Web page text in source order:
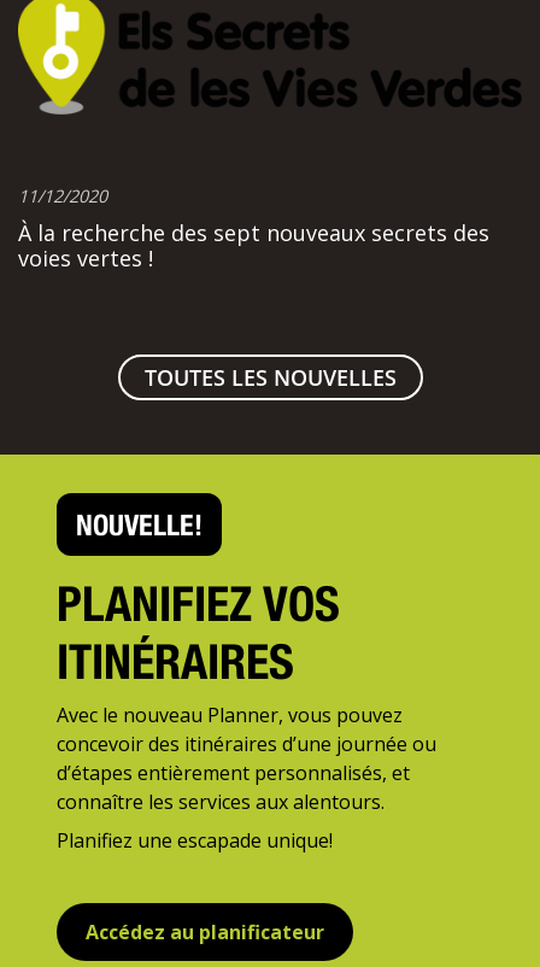
11/12/2020
À la recherche des sept nouveaux secrets des
voies vertes !
TOUTES LES NOUVELLES
NOUVELLE!
PLANIFIEZ VOS
ITINÉRAIRES
Avec le nouveau Planner, vous pouvez
concevoir des itinéraires d’une journée ou
d’étapes entièrement personnalisés, et
connaître les services aux alentours.
Planifiez une escapade unique!
Accédez au planificateur